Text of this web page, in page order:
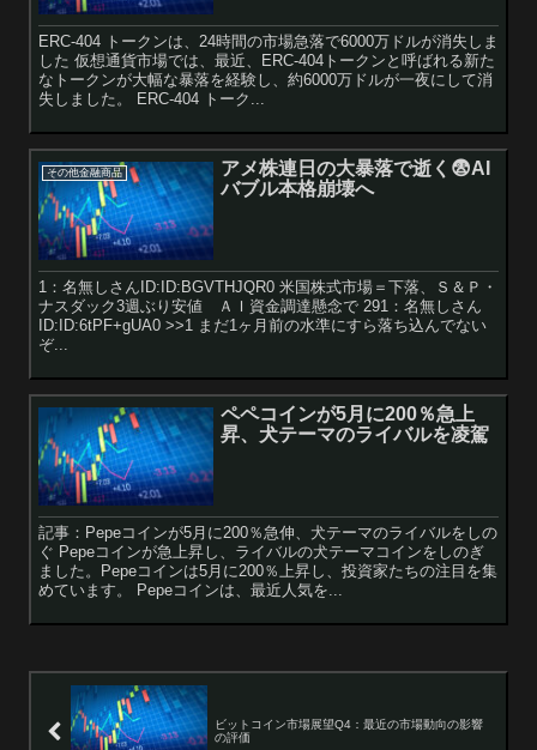
ERC-404 トークンは、24時間の市場急落で6000万ドルが消失しま
した 仮想通貨市場では、最近、ERC-404トークンと呼ばれる新た
なトークンが大幅な暴落を経験し、約6000万ドルが一夜にして消
失しました。 ERC-404 トーク...
その他金融商品
アメ株連日の大暴落で逝く😨AI
バブル本格崩壊へ
1：名無しさんID:ID:BGVTHJQR0 米国株式市場＝下落、Ｓ＆Ｐ・
ナスダック3週ぶり安値 ＡＩ資金調達懸念で 291：名無しさん
ID:ID:6tPF+gUA0 >>1 まだ1ヶ月前の水準にすら落ち込んでない
ぞ...
ペペコインが5月に200％急上
昇、犬テーマのライバルを凌駕
記事：Pepeコインが5月に200％急伸、犬テーマのライバルをしの
ぐ Pepeコインが急上昇し、ライバルの犬テーマコインをしのぎ
ました。Pepeコインは5月に200％上昇し、投資家たちの注目を集
めています。 Pepeコインは、最近人気を...
ビットコイン市場展望Q4：最近の市場動向の影響
の評価